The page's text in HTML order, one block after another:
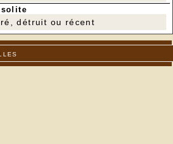
détruit ou récent